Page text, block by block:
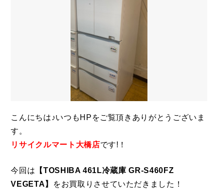
こんにちは♪いつもHPをご覧頂きありがとうございま
す。
リサイクルマート大橋店です!！
今回は 【TOSHIBA 461L冷蔵庫 GR-S460FZ
VEGETA 】
をお買取りさせていただきました！